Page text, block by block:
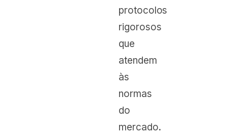
protocolos
rigorosos
que
atendem
às
normas
do
mercado.